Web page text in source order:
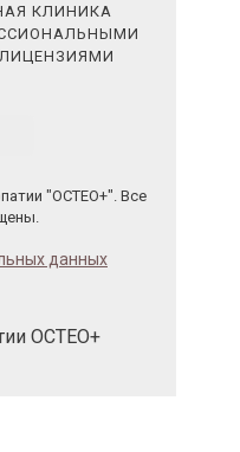
КЛИНИКА
"ОСТЕО+". Все
данных
ОСТЕО+